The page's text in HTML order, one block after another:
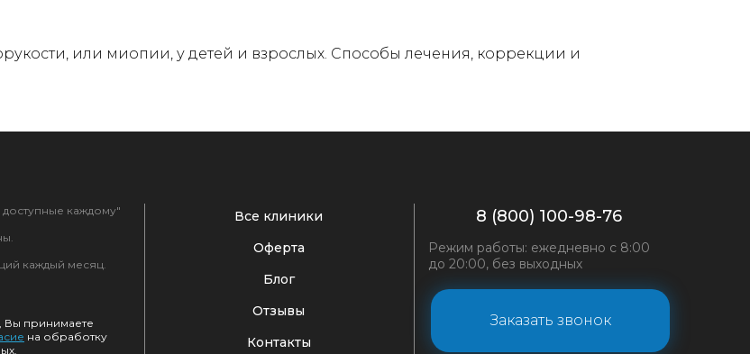
или миопии, у детей и взрослых. Способы лечения, коррекции и
Оферта
Блог
Все клиники
Отзывы
Контакты
8 (800) 100-98-76
Режим работы: ежедневно с 8:00
до 20:00, без выходных
Заказать звонок
Вы принимаете
на обработку
каждому"
каждый месяц.